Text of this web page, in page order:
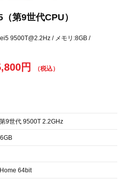
第9世代CPU）
9500T@2.2Hz / メモリ:8GB /
円
9世代 9500T 2.2GHz
64bit